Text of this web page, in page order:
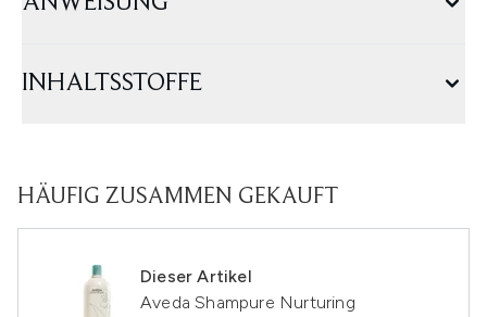
INHALTSSTOFFE
HÄUFIG ZUSAMMEN GEKAUFT
Dieser Artikel
Aveda Shampure Nurturing